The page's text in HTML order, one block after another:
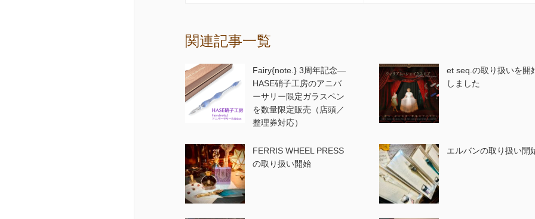
関連記事一覧
Fairy{note.} 3周年記念—
HASE硝子工房のアニバ
ーサリー限定ガラスペン
を数量限定販売（店頭／
整理券対応）
et seq.の取り扱いを開
しました
FERRIS WHEEL PRESS
の取り扱い開始
エルバンの取り扱い開